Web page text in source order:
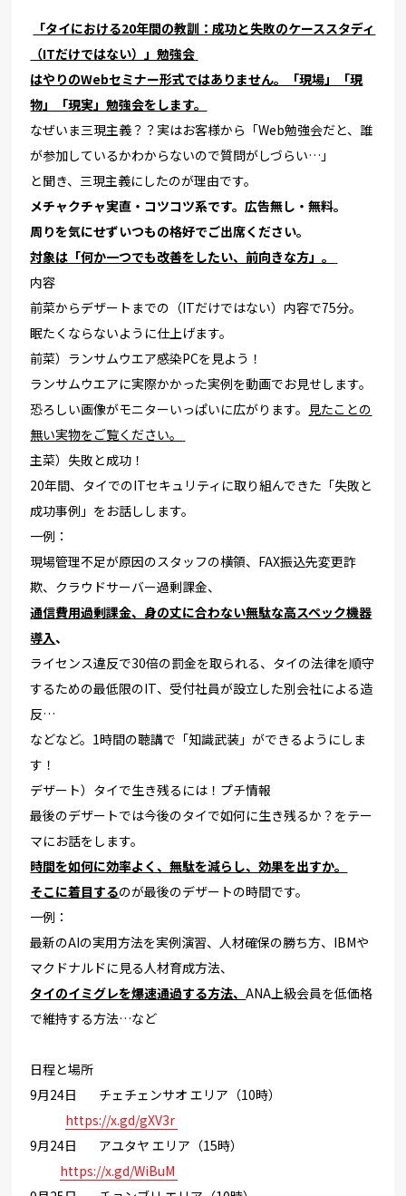
「タイにおける20年間の教訓：成功と失敗のケーススタディ
（ITだけではない）」勉強会
はやりのWebセミナー形式ではありません。「現場」「現
物」「現実」勉強会をします。
なぜいま三現主義？？実はお客様から「Web勉強会だと、 誰
が参加しているかわからないので質問がしづらい…」
と聞き、三現主義にしたのが理由です。
メチャクチャ実直・コツコツ系です。広告無し・無料。
周りを気にせずいつもの格好でご出席ください。
対象は「何か一つでも改善をしたい、前向きな方」。
内容
前菜からデザートまでの（ITだけではない） 内容で75分。
眠たくならないように仕上げます。
前菜）ランサムウエア感染PCを見よう！
ランサムウエアに実際かかった実例を動画でお見せします。
恐ろしい画像がモニターいっぱいに広がります。 見たことの
無い実物をご覧ください。
主菜）失敗と成功！
20年間、タイでのITセキュリティに取り組んできた「失敗と
成功事例」をお話しします。
一例：
現場管理不足が原因のスタッフの横領、FAX振込先変更詐
欺、 クラウドサーバー過剰課金、
通信費用過剰課金、 身の丈に合わない無駄な高スペック機器
導入、
ライセンス違反で30倍の罰金を取られる、 タイの法律を順守
するための最低限のIT、 受付社員が設立した別会社による造
反…
などなど。1時間の聴講で「知識武装」ができるようにしま
す！
デザート）タイで生き残るには！プチ情報
最後のデザートでは今後のタイで如何に生き残るか？ をテー
マにお話をします。
時間を如何に効率よく、無駄を減らし、効果を出すか。
そこに着目するのが最後のデザートの時間です。
一例：
最新のAIの実用方法を実例演習、人材確保の勝ち方、 IBMや
マクドナルドに見る人材育成方法、
タイのイミグレを爆速通過する方法、ANA上級会員を低価格
で維持する方法…など
日程と場所
9月24日 チェチェンサオ エリア（10時）
https://x.gd/gXV3r
9月24日 アユタヤ エリア（15時）
https://x.gd/WiBuM